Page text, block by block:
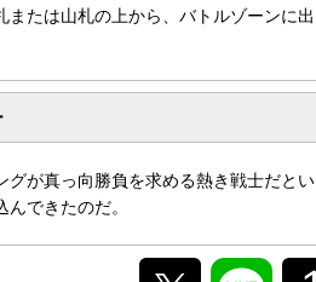
たは山札の上から、バトルゾーンに出
が真っ向勝負を求める熱き戦士だとい
できたのだ。